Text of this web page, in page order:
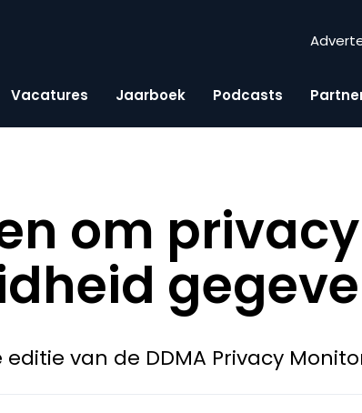
Vacatures Jaarboek Podcasts
om
editie van de DDMA Privacy